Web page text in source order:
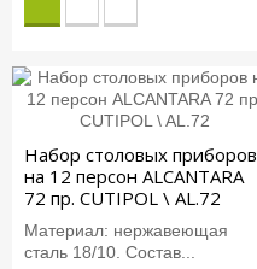
Набор столовых приборов
на 12 персон ALCANTARA
72 пр. CUTIPOL \ AL.72
Материал: нержавеющая
сталь 18/10. Состав...